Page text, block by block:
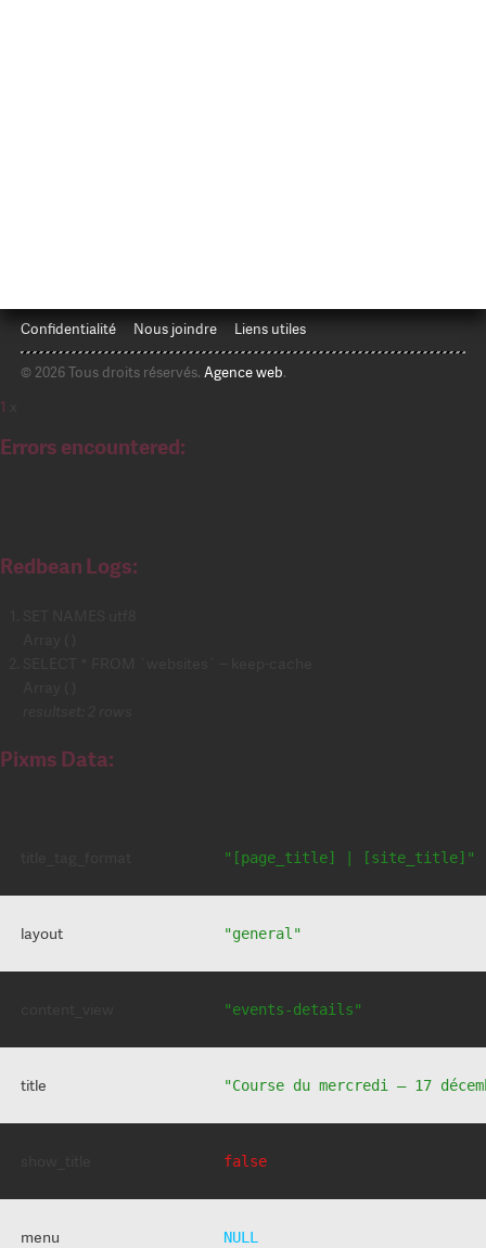
Confidentialité Nous joindre Liens utiles
© 2026 Tous droits réservés. Agence web.
1
Errors encountered:
Redbean Logs:
Pixms Data:
"[page_title] | [site_title]"
layout "general"
"events-details"
title "Course du mercredi – 17
false
menu NULL